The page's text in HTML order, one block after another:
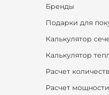
Бренды
Подарки для
Калькулятор
Калькулятор
Расчет
Расчет